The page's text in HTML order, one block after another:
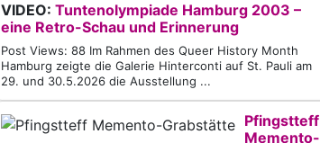
VIDEO:Tuntenolympiade Hamburg 2003 –
eine Retro-Schau und Erinnerung
Post Views: 88 Im Rahmen des Queer History Month
Hamburg zeigte die Galerie Hinterconti auf St. Pauli am
29. und 30.5.2026 die Ausstellung ...
Pfingstteff
Memento-